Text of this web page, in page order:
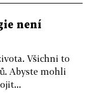
není
Všichni to
Abyste mohli